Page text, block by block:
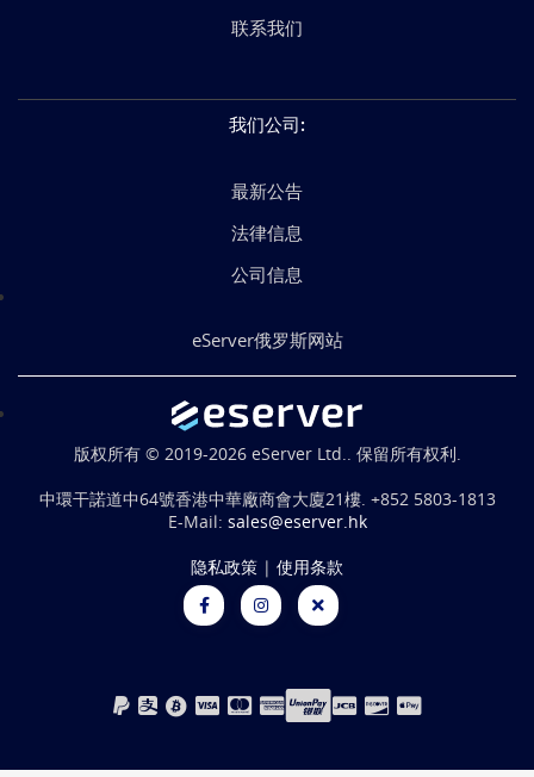
联系我们
我们公司:
最新公告
法律信息
公司信息
eServer俄罗斯网站
版权所有 © 2019-2026 eServer Ltd.. 保留所有权利.
中環干諾道中64號香港中華廠商會大廈21樓. +852 5803-1813
E-Mail: sales@eserver.hk
隐私政策 | 使用条款